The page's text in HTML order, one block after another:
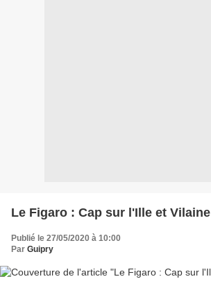
Le Figaro : Cap sur l'Ille et Vilaine
Publié le 27/05/2020 à 10:00
Par Guipry